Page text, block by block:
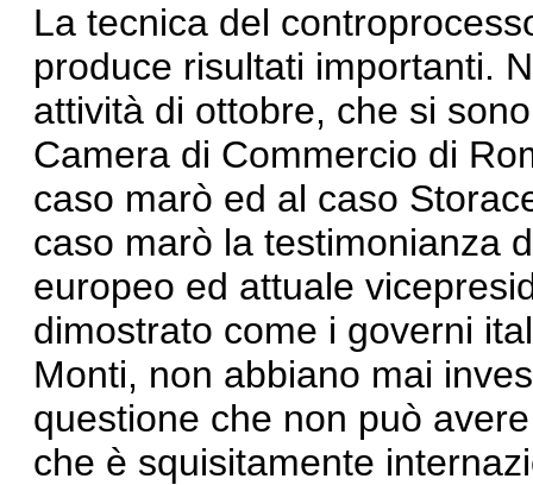
La tecnica del
produce risultati importanti.
attività di ottobre, che si
Camera di Commercio di
caso marò ed al caso
caso marò la testimonianza
europeo ed attuale
dimostrato come i governi
Monti, non abbiano mai
questione che non può
che è squisitamente